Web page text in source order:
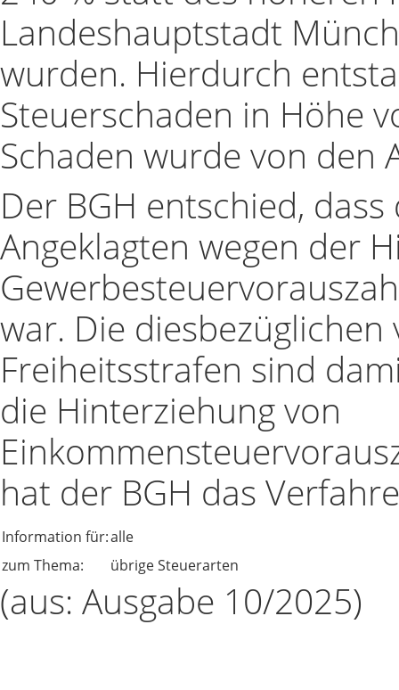
Landeshauptstadt
wurden. Hierdurch
Steuerschaden in Höhe
Schaden wurde von den
Der BGH entschied,
Angeklagten wegen der
war. Die
Freiheitsstrafen sind
die Hinterziehung von
hat der BGH das
Information für:alle
zum Thema:
übrige Steuerarten
(aus: Ausgabe 10/2025)